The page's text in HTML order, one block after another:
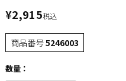
¥2,915税込
商品番号5246003